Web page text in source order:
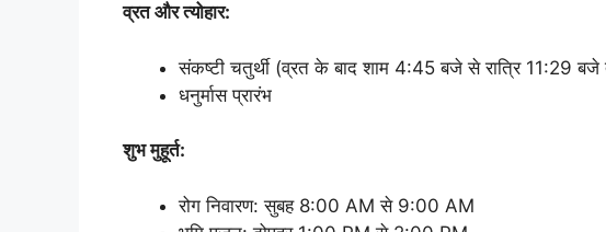
व्रत और त्योहार:
संकष्टी चतुर्थी (व्रत के बाद शाम 4:45 बजे से रात्रि 11:29 बजे
धनुर्मास प्रारंभ
शुभ मुहूर्त:
रोग निवारण: सुबह 8:00 AM से 9:00 AM